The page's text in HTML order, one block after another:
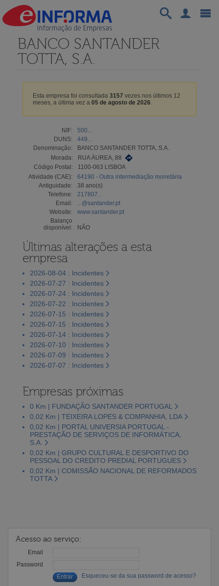
BANCO SANTANDER
TOTTA, S.A.
Esta empresa foi consultada 3157 vezes nos últimos 12
meses, a última vez a 05 de agosto de 2026.
NIF:
500...
DUNS:
449...
Denominação:
BANCO SANTANDER TOTTA, S.A.
Morada:
RUA ÁUREA, 88
Código Postal:
1100-063 LISBOA
Atividade (CAE):
64190 - Outra intermediação monetária
Antiguidade:
38 ano(s)
Telefone:
217807...
Email:
...@santander.pt
Website:
www.santander.pt
Balanço
disponível:
NÃO
Últimas alterações a esta
empresa
2026-08-04 : Incidentes
2026-07-27 : Incidentes
2026-07-24 : Incidentes
2026-07-22 : Incidentes
2026-07-15 : Incidentes
2026-07-15 : Incidentes
2026-07-14 : Incidentes
2026-07-10 : Incidentes
2026-07-09 : Incidentes
2026-07-07 : Incidentes
Empresas próximas
0 Km | FUNDAÇÃO SANTANDER PORTUGAL
0,02 Km | TEIXEIRA LOPES & COMPANHIA, LDA
0,02 Km | PORTAL UNIVERSIA PORTUGAL -
PRESTAÇÃO DE SERVIÇOS DE INFORMÁTICA,
S.A.
0,02 Km | GRUPO CULTURAL E DESPORTIVO DO
PESSOAL DO CREDITO PREDIAL PORTUGUES
0,02 Km | COMISSÃO NACIONAL DE REFORMADOS
TOTTA
Acesso ao serviço:
Email
Password
Esqueceu-se da sua password de acesso?